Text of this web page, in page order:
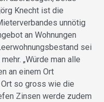
Knecht ist die
unnötig
an Wohnungen
sei
„Würde man alle
an einem Ort
so gross wie die
Zinsen werde zudem